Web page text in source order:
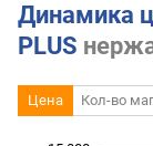
Динамика
PLUS
Цена Кол-во